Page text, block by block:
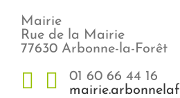
Mairie
Rue de la Mairie
77630 Arbonne-la-Forêt
01 60 66 44 16